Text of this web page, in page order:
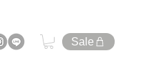
Sale